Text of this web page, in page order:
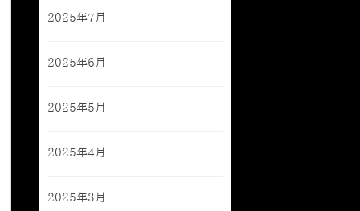
2025年7月
2025年6月
2025年5月
2025年4月
2025年3月